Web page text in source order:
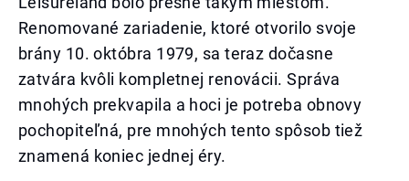
Renomované zariadenie, ktoré otvorilo svoje
brány 10. októbra 1979, sa teraz dočasne
zatvára kvôli kompletnej renovácii. Správa
mnohých prekvapila a hoci je potreba obnovy
pochopiteľná, pre mnohých tento spôsob tiež
znamená koniec jednej éry.